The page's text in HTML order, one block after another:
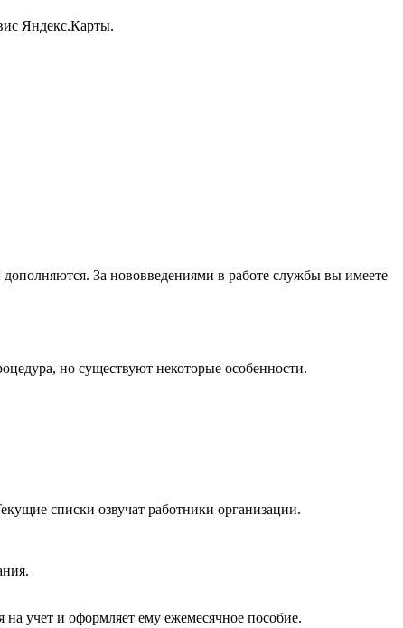
Яндекс.Карты.
За нововведениями в работе службы вы имеете
но существуют некоторые особенности.
списки озвучат работники организации.
на учет и оформляет ему ежемесячное пособие.